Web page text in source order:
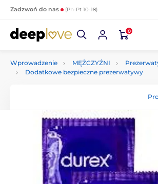
Zadzwoń do nas (Pn-Pt 10-18)
0
Wprowadzenie MĘŻCZYŹNI
Dodatkowe bezpieczne prezerwatywy